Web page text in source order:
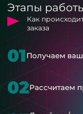
Этапы
Как
заказа
01Получаем
02Рассчитаем